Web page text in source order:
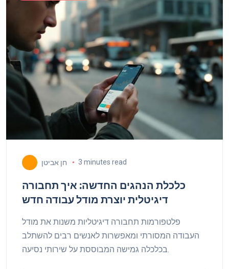
חן אביטן 3 minutes read
כלכלת הנהגים החדשה: איך תחבורה
דיגיטלית יוצרת מודל עבודה חדש
פלטפורמות תחבורה דיגיטליות משנות את מודל
העבודה המסורתי ומאפשרות לאנשים רבים להשתלב
בכלכלה גמישה המבוססת על שירותי נסיעה.